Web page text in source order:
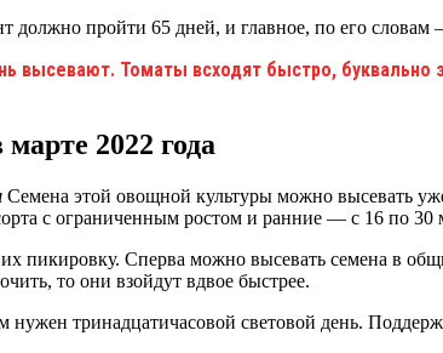
должно пройти 65 дней, и главное, по его словам
высевают. Томаты всходят быстро, буквально
2022 года
Семена этой овощной культуры можно высевать
с ограниченным ростом и ранние — с 16 по 30
пикировку. Сперва можно высевать семена в
то они взойдут вдвое быстрее.
нужен тринадцатичасовой световой день.